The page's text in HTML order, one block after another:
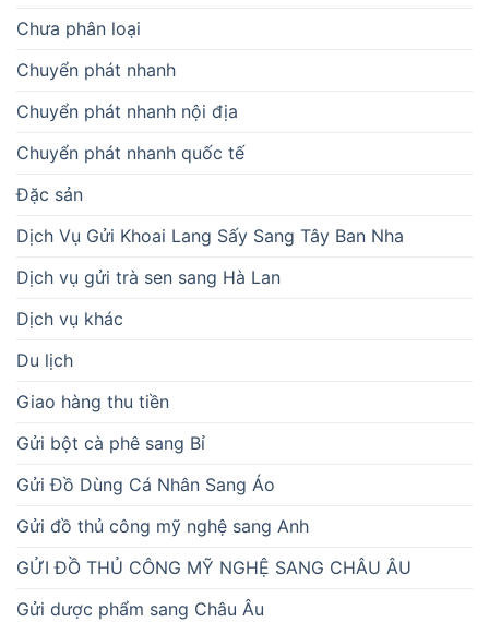
Chưa phân loại
Chuyển phát nhanh
Chuyển phát nhanh nội địa
Chuyển phát nhanh quốc tế
Đặc sản
Dịch Vụ Gửi Khoai Lang Sấy Sang Tây Ban Nha
Dịch vụ gửi trà sen sang Hà Lan
Dịch vụ khác
Du lịch
Giao hàng thu tiền
Gửi bột cà phê sang Bỉ
Gửi Đồ Dùng Cá Nhân Sang Áo
Gửi đồ thủ công mỹ nghệ sang Anh
GỬI ĐỒ THỦ CÔNG MỸ NGHỆ SANG CHÂU ÂU
Gửi dược phẩm sang Châu Âu